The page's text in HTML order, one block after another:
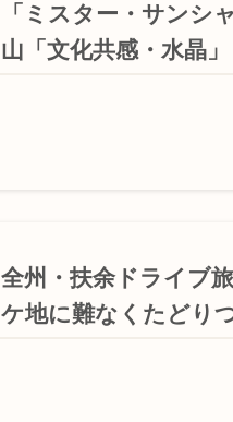
「ミスター・サンシ
山「文化共感・水晶」
全州・扶余ドライブ
ケ地に難なくたどり